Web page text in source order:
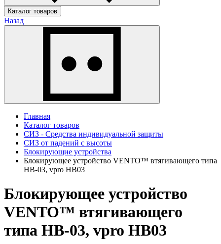
Каталог товаров
Назад
Главная
Каталог товаров
СИЗ - Средства индивидуальной защиты
СИЗ от падений с высоты
Блокирующие устройства
Блокирующее устройство VENTO™ втягивающего типа
НВ-03, vpro HB03
Блокирующее устройство
VENTO™ втягивающего
типа НВ-03, vpro HB03